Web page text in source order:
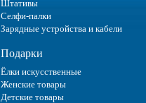
Штативы
Селфи-палки
Зарядные устройства и кабели
Подарки
Ёлки искусственные
Женские товары
Детские товары